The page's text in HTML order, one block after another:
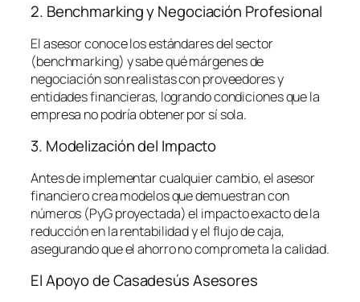
2. Benchmarking y Negociación Profesional
El asesor conoce los estándares del sector
(benchmarking) y sabe qué márgenes de
negociación son realistas con proveedores y
entidades financieras, logrando condiciones que la
empresa no podría obtener por sí sola.
3. Modelización del Impacto
Antes de implementar cualquier cambio, el asesor
financiero crea modelos que demuestran con
números (PyG proyectada) el impacto exacto de la
reducción en la rentabilidad y el flujo de caja,
asegurando que el ahorro no comprometa la calidad.
El Apoyo de Casadesús Asesores